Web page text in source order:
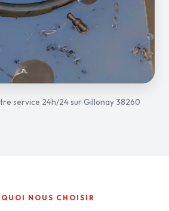
service 24h/24 sur Gillonay 38260
NOUS CHOISIR